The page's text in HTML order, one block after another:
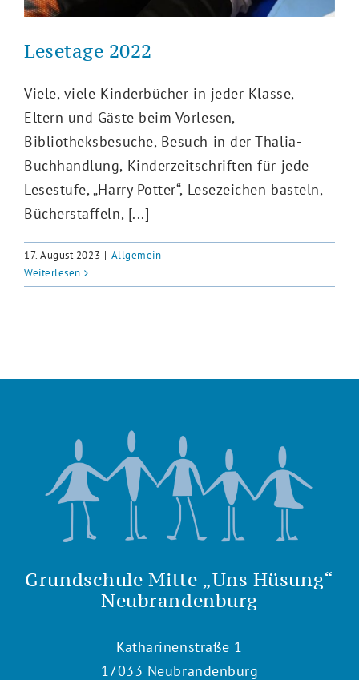
Lesetage 2022
Viele, viele Kinderbücher in jeder Klasse,
Eltern und Gäste beim Vorlesen,
Bibliotheksbesuche, Besuch in der Thalia-
Buchhandlung, Kinderzeitschriften für jede
Lesestufe, „Harry Potter“, Lesezeichen basteln,
Bücherstaffeln, [...]
17. August 2023 | Allgemein
Weiterlesen
Grundschule Mitte „Uns Hüsung“
Neubrandenburg
Katharinenstraße 1
17033 Neubrandenburg